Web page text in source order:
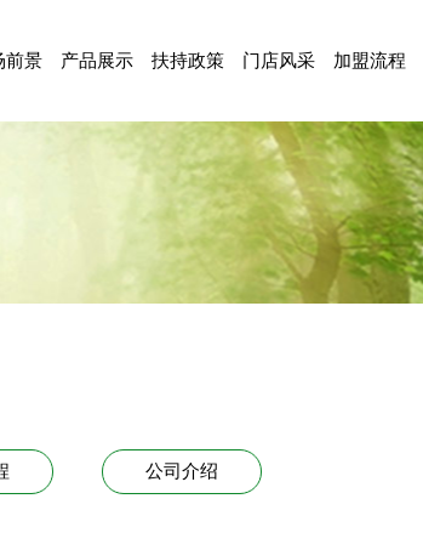
前景 产品展示 扶持政策 门店风采 加盟流程
公司介绍